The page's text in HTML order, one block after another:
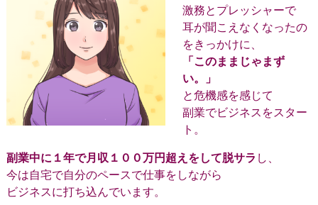
激務とプレッシャーで
耳が聞こえなくなったの
をきっかけに、
「このままじゃまず
い。」
と危機感を感じて
副業でビジネスをスター
ト。
副業中に１年で月収１００万円超えをして脱サラ し、
今は自宅で自分のペースで仕事をしながら
ビジネスに打ち込んでいます。